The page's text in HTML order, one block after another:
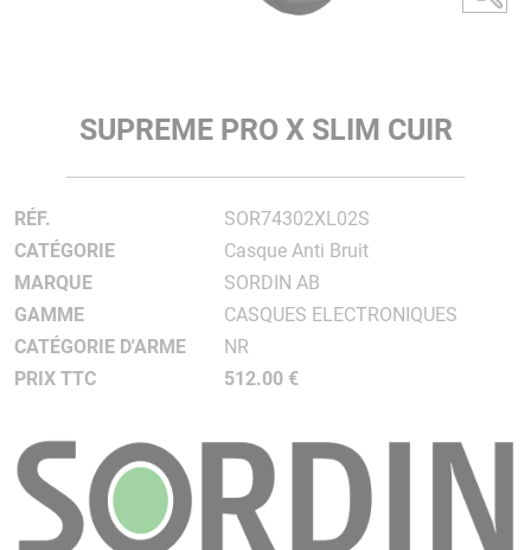
SUPREME PRO X SLIM CUIR
RÉF.
SOR74302XL02S
CATÉGORIE
Casque Anti Bruit
MARQUE
SORDIN AB
GAMME
CASQUES ELECTRONIQUES
CATÉGORIE D'ARME
NR
PRIX TTC
512.00 €